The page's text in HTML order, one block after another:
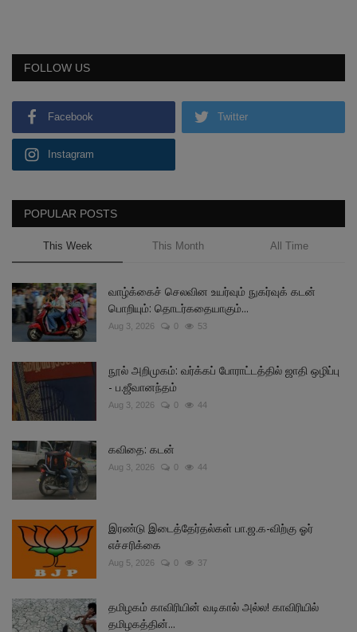
FOLLOW US
Facebook Twitter
Instagram
POPULAR POSTS
This Week This Month All Time
வாழ்க்கைச் செலவின உயர்வும் நுகர்வுக் கடன்
பொறியும்: தொடர்கதையாகும்...
Aug 3, 2026 0 53
நூல் அறிமுகம்: வர்க்கப் போராட்டத்தில் ஜாதி ஒழிப்பு
- ப.ஜீவானந்தம்
Aug 3, 2026 0 44
கவிதை: கடன்
Aug 3, 2026 0 44
இரண்டு இடைத்தேர்தல்கள் பா.ஜ.க-விற்கு ஓர்
எச்சரிக்கை
Aug 5, 2026 0 37
தமிழகம் காவிரியின் வடிகால் அல்ல! காவிரியில்
தமிழகத்தின்...